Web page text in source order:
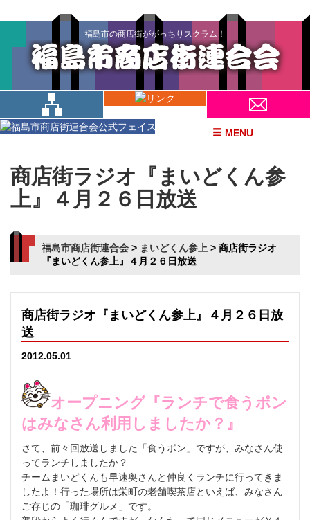
福島市の商店街ががっちりスクラム！
MENU
商店街ラジオ『まいどくん参
上』４月２６日放送
福島市商店街連合会 > まいどくん参上 > 商店街ラジオ
『まいどくん参上』４月２６日放送
商店街ラジオ『まいどくん参上』４月２６日放
送
2012.05.01
オープニング『ランチで食うポン
はみなさん利用しましたか？』
さて、前々回放送しました「食うポン」ですが、みなさん使
ってランチしましたか？
チームまいどくんも早速奥さんと仲良くランチに行ってきま
したよ！行った場所は栄町の老舗喫茶店といえば、みなさん
ご存じの「珈琲グルメ」です。